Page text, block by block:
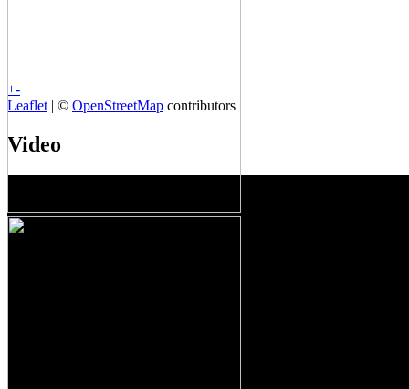
+-
Leaflet | © OpenStreetMap contributors
Video